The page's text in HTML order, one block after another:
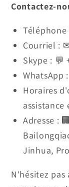
Contactez-
Courriel :
Skype : 💬
WhatsApp
Horaires
Adresse :
Jinhua,
N'hésitez